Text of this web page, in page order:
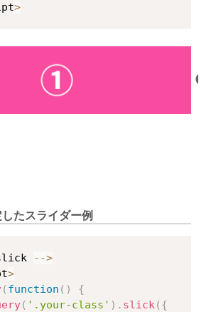
>
たスライダー例
-->
>
( function ( )
{
( '.your-class' ) . slick( {